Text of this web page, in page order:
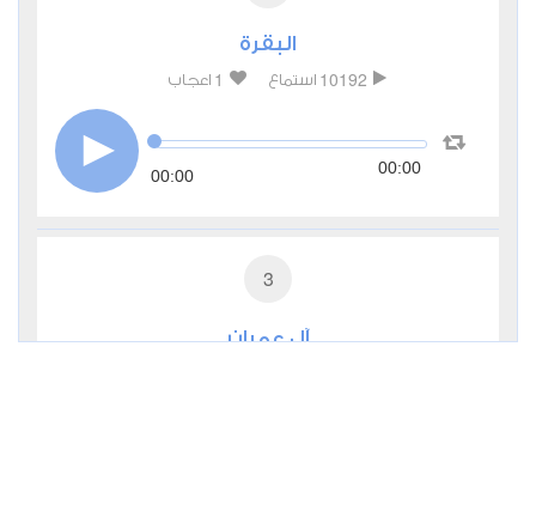
البقرة
10192 استماع 1 اعجاب
00:00 00:00
3
آل عمران